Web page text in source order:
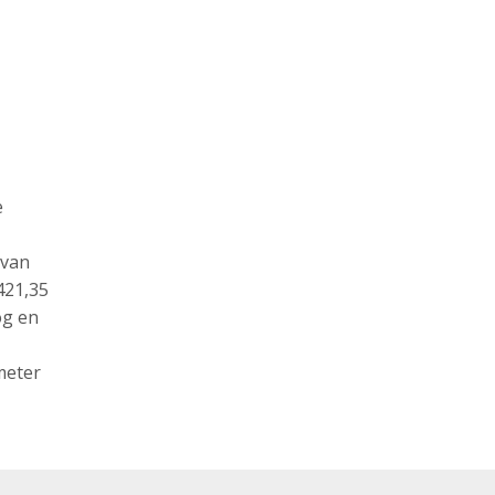
en